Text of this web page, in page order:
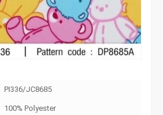
PI336/JC8685
100% Polyester